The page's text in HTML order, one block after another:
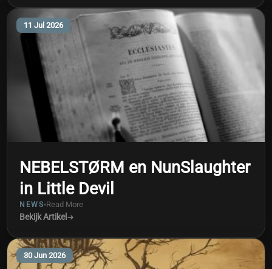
11 Jul 2026
NEBELSTØRM en NunSlaughter
in Little Devil
NEWS Read More
Bekijk Artikel
30 Jun 2026